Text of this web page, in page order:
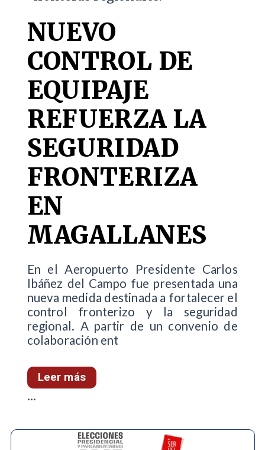
NUEVO
CONTROL DE
EQUIPAJE
REFUERZA LA
SEGURIDAD
FRONTERIZA
EN
MAGALLANES
En el Aeropuerto Presidente Carlos
Ibáñez del Campo fue presentada una
nueva medida destinada a fortalecer el
control fronterizo y la seguridad
regional. A partir de un convenio de
colaboración ent
Leer más
...